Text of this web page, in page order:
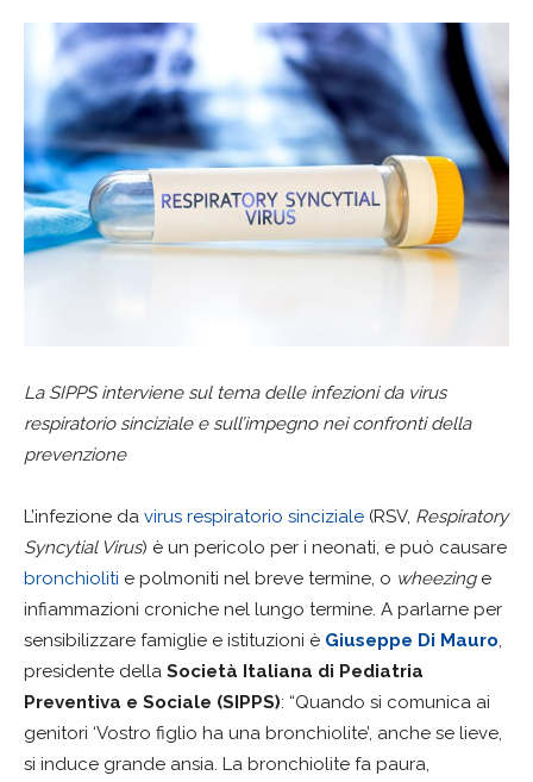
La SIPPS interviene sul tema delle infezioni da virus
respiratorio sinciziale e sull’impegno nei confronti della
prevenzione
L’infezione da virus respiratorio sinciziale (RSV, Respiratory
Syncytial Virus) è un pericolo per i neonati, e può causare
bronchioliti e polmoniti nel breve termine, o wheezinge
infiammazioni croniche nel lungo termine. A parlarne per
sensibilizzare famiglie e istituzioni è Giuseppe Di Mauro,
presidente della Società Italiana di Pediatria
Preventiva e Sociale (SIPPS): “Quando si comunica ai
genitori ‘Vostro figlio ha una bronchiolite’, anche se lieve,
si induce grande ansia. La bronchiolite fa paura,